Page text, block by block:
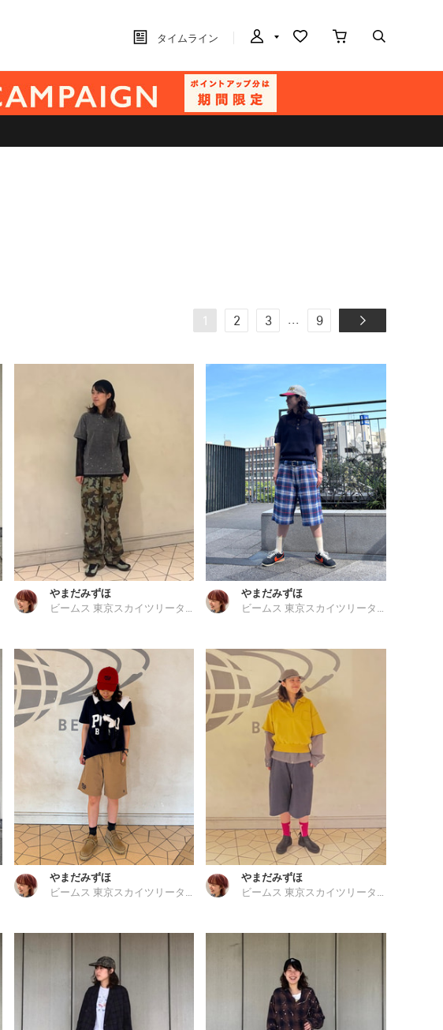
タイムライン
1 2 3 ... 9
やまだみずほ やまだみずほ
やまだみずほ
ビームス 東京スカイツリータウン
やまだみずほ
ビームス 東京スカイツリータウン